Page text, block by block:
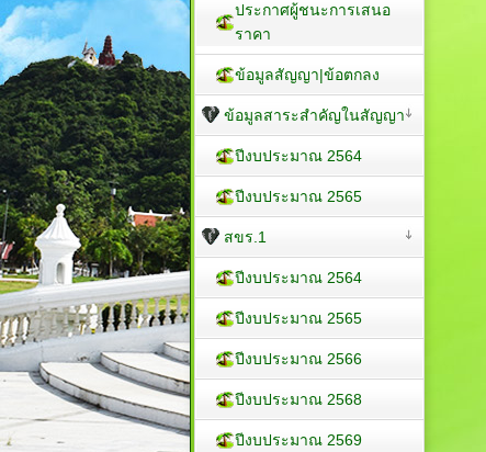
ประกาศผู้ชนะการเสนอ
ราคา
ข้อมูลสัญญา|ข้อตกลง
ข้อมูลสาระสำคัญในสัญญา
ปีงบประมาณ 2564
ปีงบประมาณ 2565
สขร.1
ปีงบประมาณ 2564
ปีงบประมาณ 2565
ปีงบประมาณ 2566
ปีงบประมาณ 2568
ปีงบประมาณ 2569